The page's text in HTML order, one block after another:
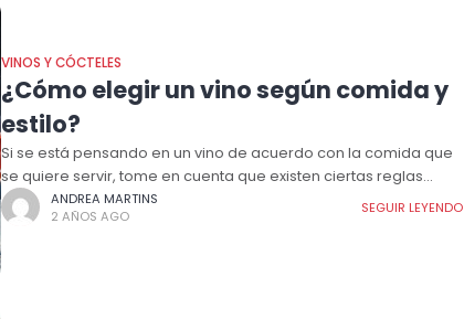
VINOS Y CÓCTELES
¿Cómo elegir un vino según comida y
estilo?
Si se está pensando en un vino de acuerdo con la comida que
se quiere servir, tome en cuenta que existen ciertas reglas
generales a la hora de elegir un
ANDREA MARTINS
2 AÑOS AGO
SEGUIR LEYENDO